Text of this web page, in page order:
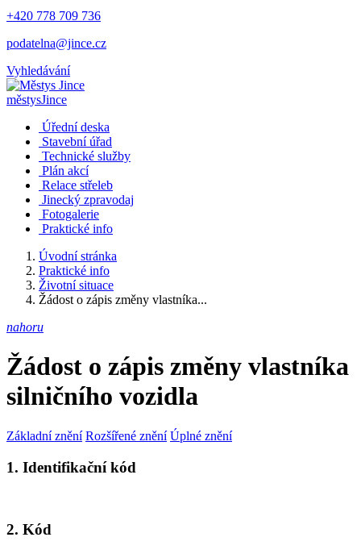
+420 778 709 736
podatelna@jince.cz
Vyhledávání
městysJince
Úřední deska
Stavební úřad
Technické služby
Plán akcí
Relace střeleb
Jinecký zpravodaj
Fotogalerie
Praktické info
Úvodní stránka
Praktické info
Životní situace
Žádost o zápis změny vlastníka...
nahoru
Žádost o zápis změny vlastníka
silničního vozidla
Základní znění Rozšířené znění Úplné znění
1. Identifikační kód
2. Kód